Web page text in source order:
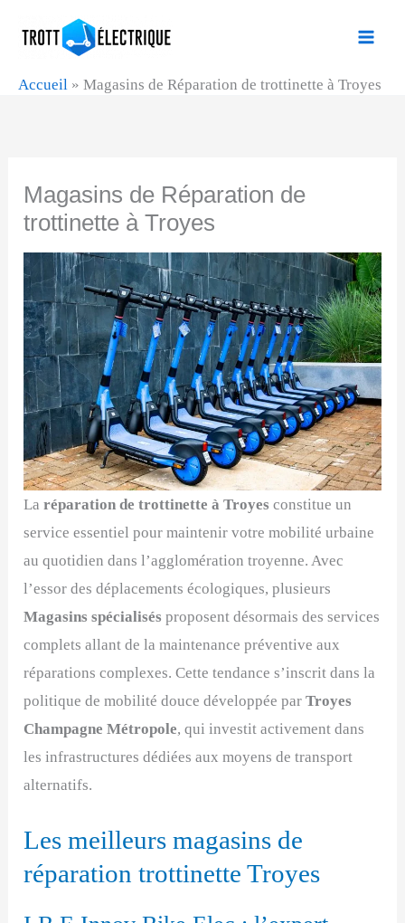
Accueil » Magasins de Réparation de trottinette à Troyes
Magasins de Réparation de
trottinette à Troyes
Laréparation de trottinette à Troyes constitue un
service essentiel pour maintenir votre mobilité urbaine
au quotidien dans l’agglomération troyenne. Avec
l’essor des déplacements écologiques, plusieurs
Magasins spécialisés proposent désormais des services
complets allant de la maintenance préventive aux
réparations complexes. Cette tendance s’inscrit dans la
politique de mobilité douce développée parTroyes
Champagne Métropole, qui investit activement dans
les infrastructures dédiées aux moyens de transport
alternatifs.
Les meilleurs magasins de
réparation trottinette Troyes